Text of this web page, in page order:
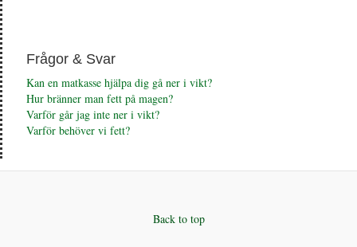
Frågor & Svar
Kan en matkasse hjälpa dig gå ner i vikt?
Hur bränner man fett på magen?
Varför går jag inte ner i vikt?
Varför behöver vi fett?
Back to top